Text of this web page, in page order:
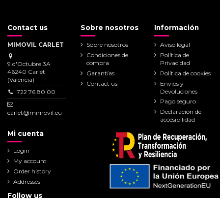
Contact us
MIMOVIL CARLET
9 d'Octubre 3A
46240 Carlet
(Valencia)
722 76 80 00
carlet@mimovil.eu
Sobre nosotros
Sobre nosotros
Condiciones de
compra
Garantías
Contact us
Información
Aviso legal
Política de
Privacidad
Política de cookies
Envíos y
Devoluciones
Pago seguro
Declaración de
accesibilidad
Mi cuenta
Login
My account
Order history
Addresses
Follow us